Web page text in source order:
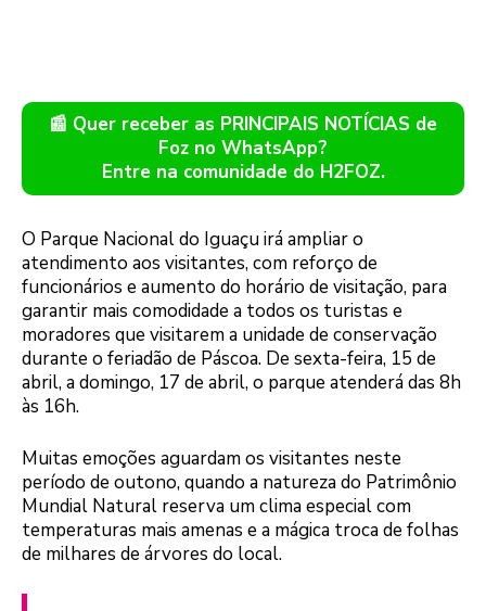
📰 Quer receber as PRINCIPAIS NOTÍCIAS de
Foz no WhatsApp?
Entre na comunidade do H2FOZ.
O Parque Nacional do Iguaçu irá ampliar o
atendimento aos visitantes, com reforço de
funcionários e aumento do horário de visitação, para
garantir mais comodidade a todos os turistas e
moradores que visitarem a unidade de conservação
durante o feriadão de Páscoa. De sexta-feira, 15 de
abril, a domingo, 17 de abril, o parque atenderá das 8h
às 16h.
Muitas emoções aguardam os visitantes neste
período de outono, quando a natureza do Patrimônio
Mundial Natural reserva um clima especial com
temperaturas mais amenas e a mágica troca de folhas
de milhares de árvores do local.